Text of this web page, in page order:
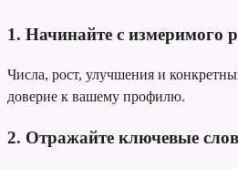
1. Начинайте с измеримого
Числа, рост, улучшения и
доверие к вашему профилю.
2. Отражайте ключевые